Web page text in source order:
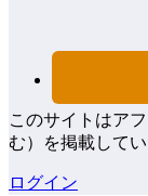
このサイトはア
む）を掲載してい
ログイン